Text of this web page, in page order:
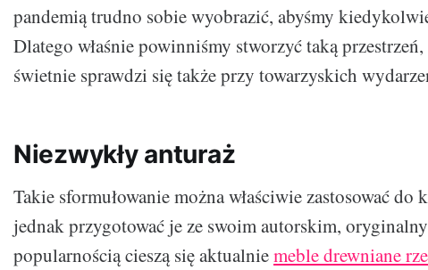
pandemią trudno sobie wyobrazić, abyśmy
Dlatego właśnie powinniśmy stworzyć taką
świetnie sprawdzi się także przy towarzyskich
Niezwykły anturaż
Takie sformułowanie można właściwie zastosować do
jednak przygotować je ze swoim autorskim,
popularnością cieszą się aktualniemeble drewniane